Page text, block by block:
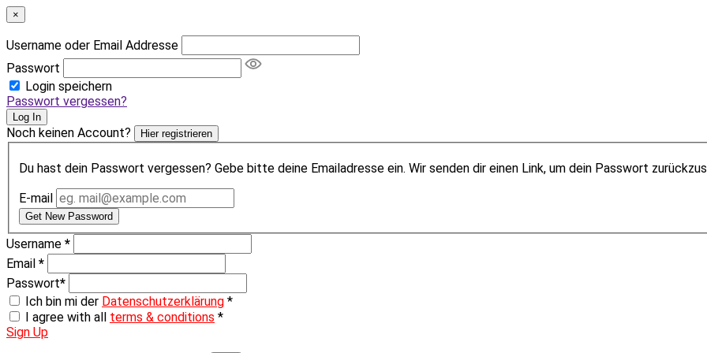
×
Username oder Email Addresse
Passwort
Login speichern
Passwort vergessen?
Log In
Noch keinen Account? Hier registrieren
Du hast dein Passwort vergessen? Gebe bitte deine Emailadresse ein. Wir senden dir einen Link, um dein Passwort
E-mail
Get New Password
Username *
Email *
Passwort*
Ich bin mi der Datenschutzerklärung *
I agree with all terms & conditions *
Sign Up